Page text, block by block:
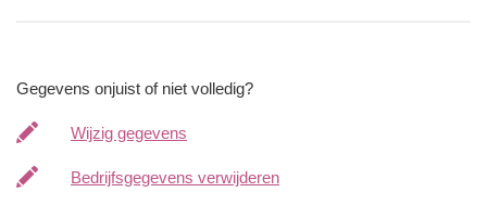
Gegevens onjuist of niet volledig?
Wijzig gegevens
Bedrijfsgegevens verwijderen